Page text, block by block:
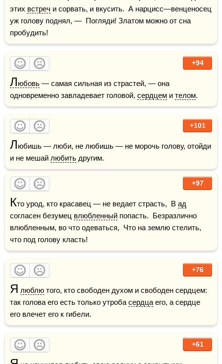
этих встреч и сорвать, и вкусить.  А нарцисс—венценосец
уж голову поднял, —  Погляди! Златом можно от сна
пробудить!
+94
Любовь — самая сильная из страстей, — она
одновременно завладевает головой, сердцем и телом.
+101
Любишь — люби, не любишь — не морочь голову, отойди
и не мешай любить другим.
+97
Кто урод, кто красавец — не ведает страсть,  В ад
согласен безумец влюбленный попасть.  Безразлично
влюбленным, во что одеваться,  Что на землю стелить,
что под голову класть!
+76
Я люблю того, кто свободен духом и свободен сердцем:
так голова его есть только утроба сердца его, а сердце
его влечет его к гибели.
+61